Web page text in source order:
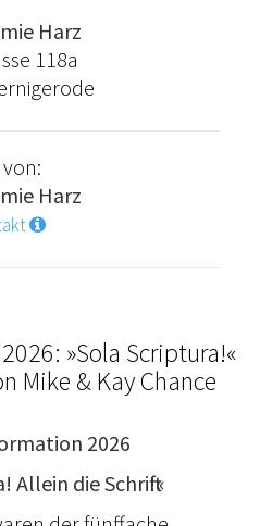
Harz
118a
Harz
»Sola Scriptura!«
Mike & Kay Chance
2026
Allein die Schrift!«